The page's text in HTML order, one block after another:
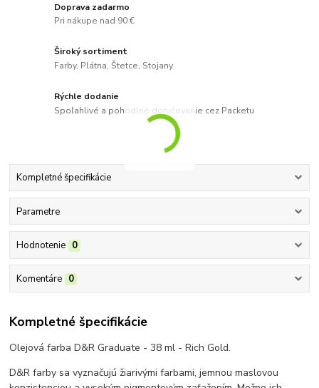
Doprava zadarmo
Pri nákupe nad 90 €
Široký sortiment
Farby, Plátna, Štetce, Stojany
Rýchle dodanie
Spoľahlivé a pohodlné doručovanie cez Packetu
Kompletné špecifikácie
Parametre
Hodnotenie 0
Komentáre 0
Kompletné špecifikácie
Olejová farba D&R Graduate - 38 ml - Rich Gold.
D&R farby sa vyznačujú žiarivými farbami, jemnou maslovou